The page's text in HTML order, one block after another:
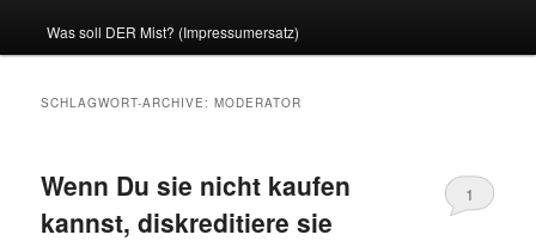
Inhalt
sekundären
Was soll DER Mist? (Impressumersatz)
SCHLAGWORT-ARCHIVE:MODERATOR
Wenn Du sie nicht kaufen
kannst, diskreditiere sie
1